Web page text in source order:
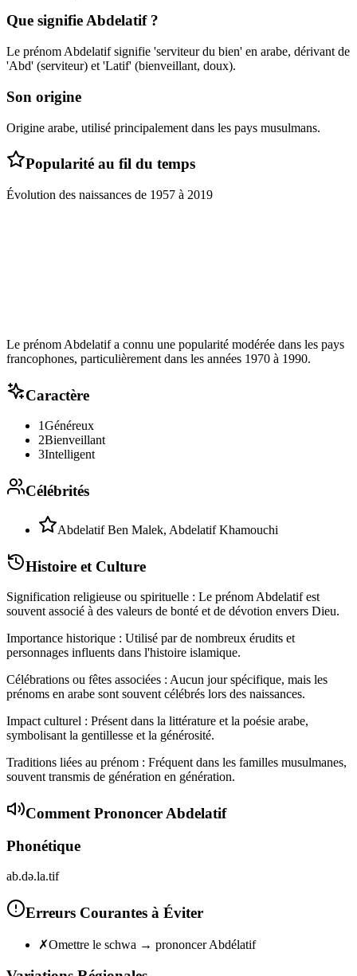
Que signifieAbdelatif?
Le prénom Abdelatif signifie 'serviteur du bien' en arabe, dérivant de
'Abd' (serviteur) et 'Latif' (bienveillant, doux).
Son origine
Origine arabe, utilisé principalement dans les pays musulmans.
Popularité au fil du temps
Évolution des naissances de 1957 à 2019
Le prénom Abdelatif a connu une popularité modérée dans les pays
francophones, particulièrement dans les années 1970 à 1990.
Caractère
1Généreux
2Bienveillant
3Intelligent
Célébrités
Abdelatif Ben Malek, Abdelatif Khamouchi
Histoire et Culture
Signification religieuse ou spirituelle : Le prénom Abdelatif est
souvent associé à des valeurs de bonté et de dévotion envers Dieu.
Importance historique : Utilisé par de nombreux érudits et
personnages influents dans l'histoire islamique.
Célébrations ou fêtes associées : Aucun jour spécifique, mais les
prénoms en arabe sont souvent célébrés lors des naissances.
Impact culturel : Présent dans la littérature et la poésie arabe,
symbolisant la gentillesse et la générosité.
Traditions liées au prénom : Fréquent dans les familles musulmanes,
souvent transmis de génération en génération.
Comment Prononcer Abdelatif
Phonétique
ab.də.la.tif
Erreurs Courantes à Éviter
✗Omettre le schwa → prononcer Abdélatif